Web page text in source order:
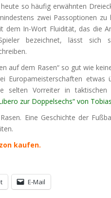
so häufig erwähnten
zwei Passoptionen zu
In-Wort Fluidität, das die
bezeichnet, lässt sich
auf dem Rasen“ so gut wie
Europameisterschaften etwas
selten Vorreiter in
zur Doppelsechs“ von
Eine Geschichte der
kaufen.
E-Mail